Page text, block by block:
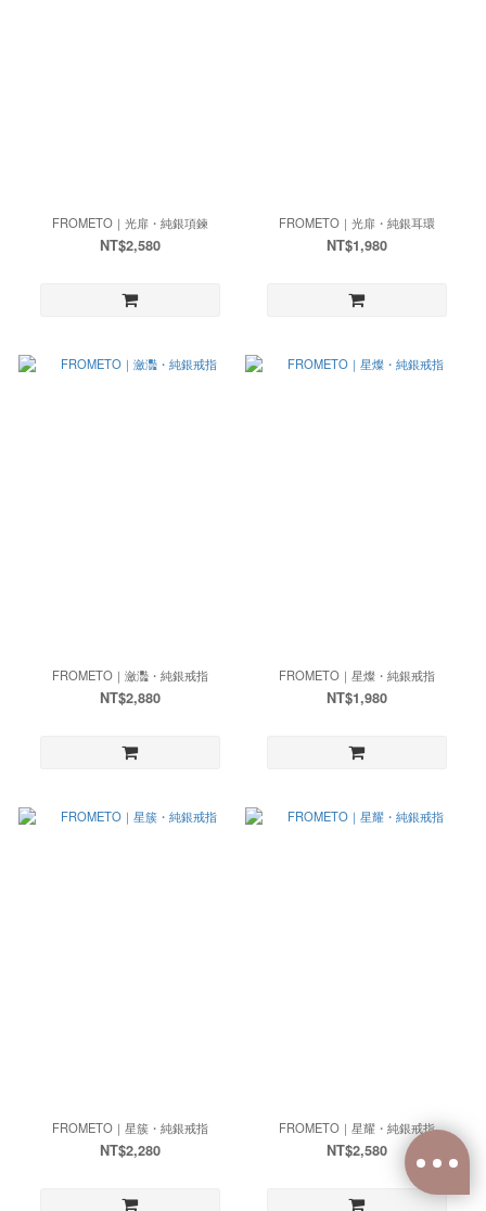
FROMETO｜光扉・純銀項鍊
NT$2,580
FROMETO｜光扉・純銀耳環
NT$1,980
FROMETO｜瀲灩・純銀戒指
NT$2,880
FROMETO｜星燦・純銀戒指
NT$1,980
FROMETO｜星簇・純銀戒指
NT$2,280
FROMETO｜星耀・純銀戒指
NT$2,580